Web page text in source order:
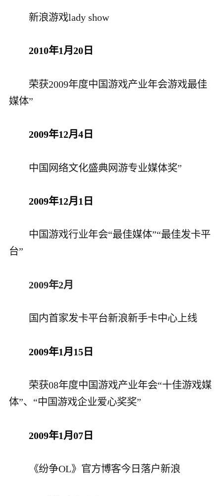
新浪游戏lady show
2010年1月20日
荣获2009年度中国游戏产业年会游戏最佳
媒体”
2009年12月4日
中国网络文化盛典网游专业媒体奖”
2009年12月1日
中国游戏行业年会“最佳媒体”“最佳发卡平
台”
2009年2月
国内首家发卡平台新浪新手卡中心上线
2009年1月15日
荣获08年度中国游戏产业年会“十佳游戏媒
体”、“中国游戏企业爱心奖奖”
2009年1月07日
《纷争OL》官方博客今日落户新浪